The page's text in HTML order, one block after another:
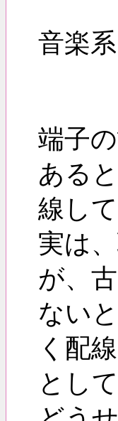
音楽
端子
ある
線し
実は
が、
ない
く配
とし